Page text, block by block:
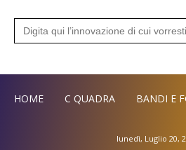
Search
for:
HOME C QUADRA BANDI E
lunedì, Luglio 20,